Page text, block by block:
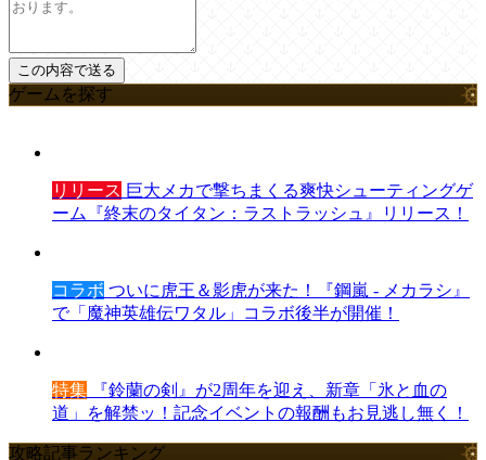
ゲームを探す
リリース 巨大メカで撃ちまくる爽快シューティングゲ
ーム『終末のタイタン：ラストラッシュ』リリース！
コラボ ついに虎王＆影虎が来た！『鋼嵐 - メカラシ』
で「魔神英雄伝ワタル」コラボ後半が開催！
特集 『鈴蘭の剣』が2周年を迎え、新章「氷と血の
道」を解禁ッ！記念イベントの報酬もお見逃し無く！
攻略記事ランキング